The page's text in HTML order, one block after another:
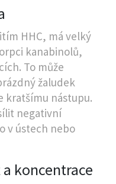
HHC, má velký
kanabinolů,
To může
žaludek
kratšímu nástupu.
negativní
v ústech nebo
koncentrace